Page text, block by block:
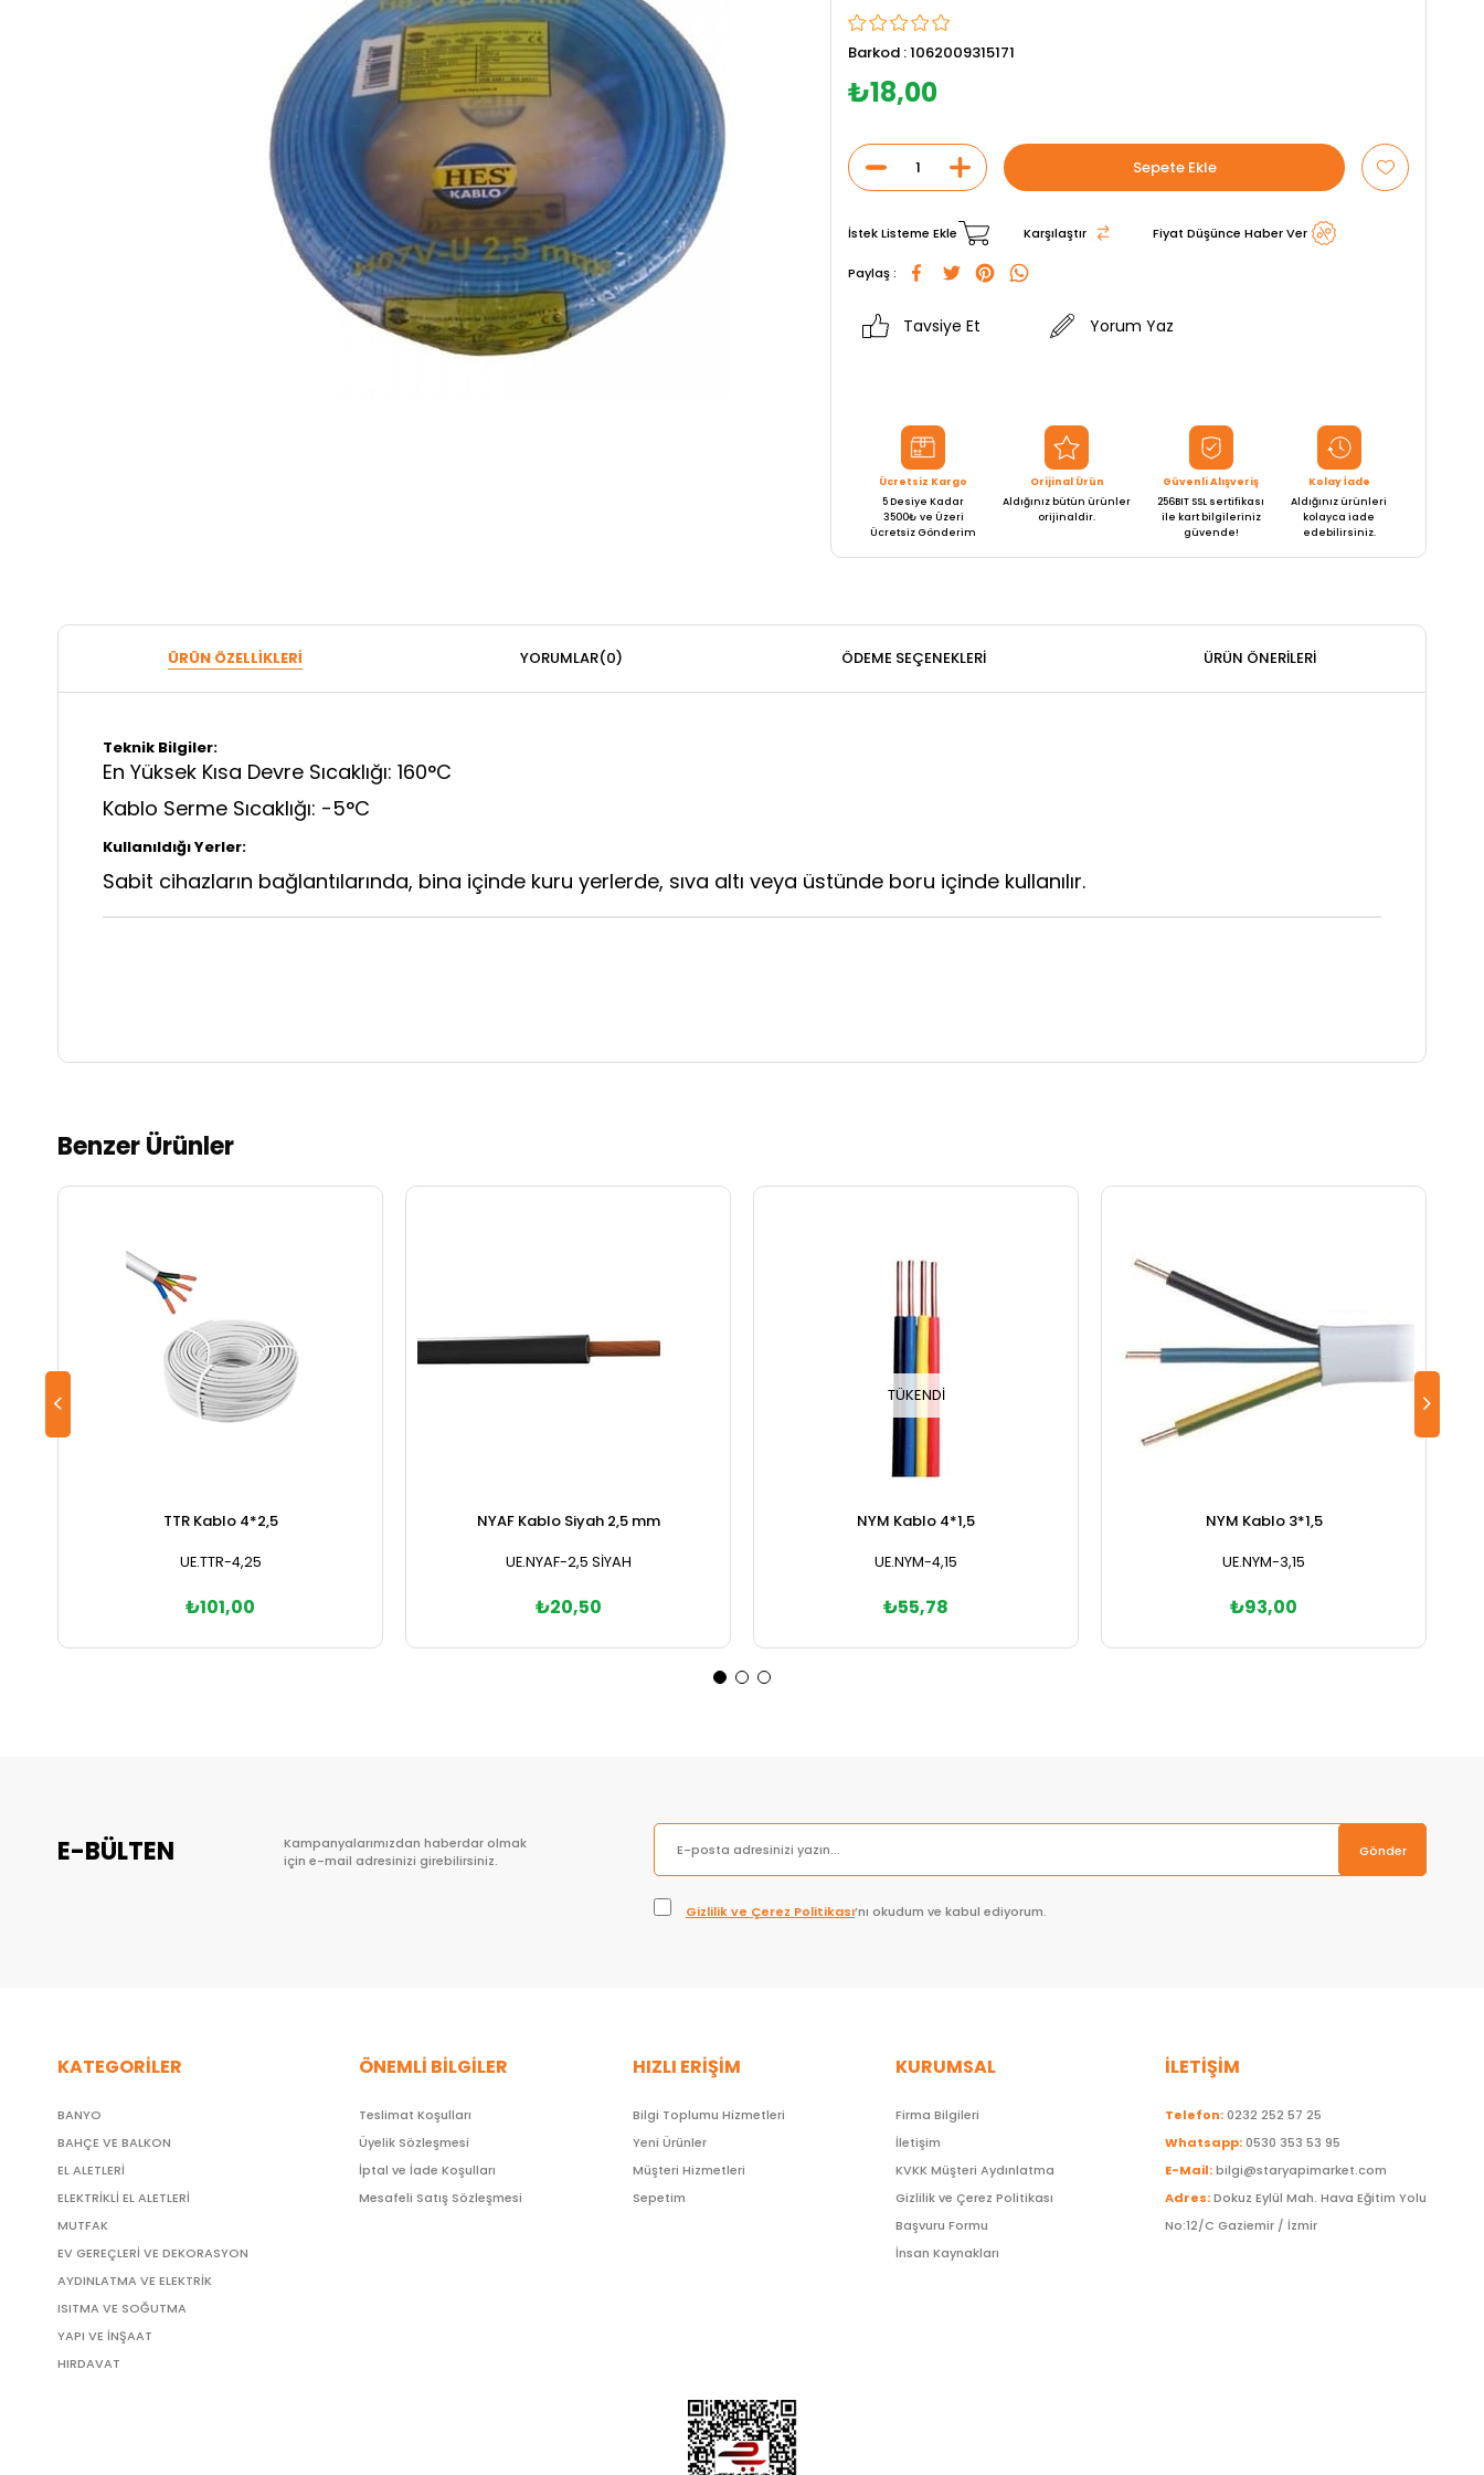
Barkod :1062009315171
₺18,00
İstek Listeme Ekle Karşılaştır Fiyat Düşünce Haber Ver
Paylaş :
Tavsiye Et Yorum Yaz
Ücretsiz Kargo
5 Desiye Kadar
3500₺ ve Üzeri
Ücretsiz Gönderim
Orijinal Ürün
Aldığınız bütün ürünler
orijinaldir.
Güvenli Alışveriş
256BIT SSL sertifikası
ile kart bilgileriniz
güvende!
Kolay İade
Aldığınız ürünleri
kolayca iade
edebilirsiniz.
ÜRÜN ÖZELLIKLERI YORUMLAR(0) ÖDEME SEÇENEKLERI ÜRÜN ÖNERILERI
Teknik Bilgiler:
En Yüksek Kısa Devre Sıcaklığı: 160°C
Kablo Serme Sıcaklığı: -5°C
Kullanıldığı Yerler:
Sabit cihazların bağlantılarında, bina içinde kuru yerlerde, sıva altı veya üstünde boru içinde kullanılır.
Benzer Ürünler
TTR Kablo 4*2,5
UE.TTR-4,25
₺101,00
NYAF Kablo Siyah 2,5 mm
UE.NYAF-2,5 SİYAH
₺20,50
TÜKENDI
NYM Kablo 4*1,5
UE.NYM-4,15
₺55,78
NYM Kablo 3*1,5
UE.NYM-3,15
₺93,00
E-BÜLTEN
Kampanyalarımızdan haberdar olmak
için e-mail adresinizi girebilirsiniz.
Gönder
Gizlilik ve Çerez Politikası’nı okudum ve kabul ediyorum.
KATEGORİLER
BANYO
BAHÇE VE BALKON
EL ALETLERİ
ELEKTRİKLİ EL ALETLERİ
MUTFAK
EV GEREÇLERİ VE DEKORASYON
AYDINLATMA VE ELEKTRİK
ISITMA VE SOĞUTMA
YAPI VE İNŞAAT
HIRDAVAT
ÖNEMLİ BİLGİLER
Teslimat Koşulları
Üyelik Sözleşmesi
İptal ve İade Koşulları
Mesafeli Satış Sözleşmesi
HIZLI ERİŞİM
Bilgi Toplumu Hizmetleri
Yeni Ürünler
Müşteri Hizmetleri
Sepetim
KURUMSAL
Firma Bilgileri
İletişim
KVKK Müşteri Aydınlatma
Gizlilik ve Çerez Politikası
Başvuru Formu
İnsan Kaynakları
İLETİŞİM
Telefon:0232 252 57 25
Whatsapp:0530 353 53 95
E-Mail:bilgi@staryapimarket.com
Adres:Dokuz Eylül Mah. Hava Eğitim Yolu
No:12/C Gaziemir / İzmir